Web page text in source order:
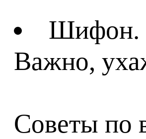
Шифон.
Важно,
Советы по